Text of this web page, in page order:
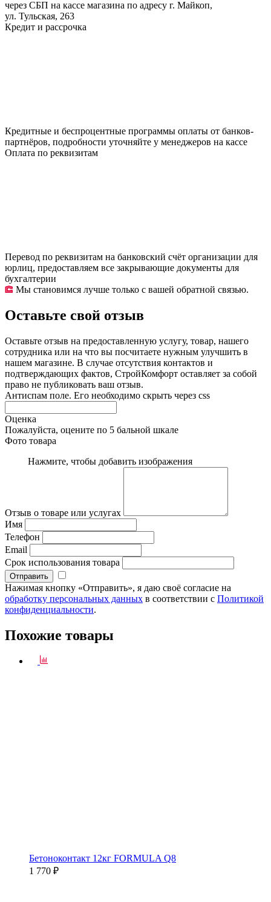
через СБП на кассе магазина по адресу г. Майкоп,
ул. Тульская, 263
Кредит и рассрочка
Кредитные и беспроцентные программы оплаты от банков-
партнёров, подробности уточняйте у менеджеров на кассе
Оплата по реквизитам
Перевод по реквизитам на банковский счёт организации для
юрлиц, предоставляем все закрывающие документы для
бухгалтерии
Мы становимся лучше только с вашей обратной связью.
Оставьте свой отзыв
Оставьте отзыв на предоставленную услугу, товар, нашего
сотрудника или на что вы посчитаете нужным улучшить в
нашем магазине. В случае отсутствия контактов и
подтверждающих фактов, СтройКомфорт оставляет за собой
право не публиковать ваш отзыв.
Антиспам поле. Его необходимо скрыть через css
Оценка
Пожалуйста, оцените по 5 бальной шкале
Фото товара
Нажмите, чтобы добавить изображения
Отзыв о товаре или услугах
Имя
Телефон
Email
Срок использования товара
Нажимая кнопку «Отправить», я даю своё согласие на
обработку персональных данных в соответствии с Политикой
конфиденциальности.
Похожие товары
Бетоноконтакт 12кг FORMULA Q8
1 770 ₽